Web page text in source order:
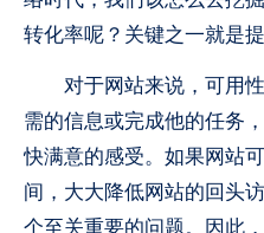
转化率呢？关键之一就是
对于网站来说，可用性
需的信息或完成他的任务
快满意的感受。如果网站
间，大大降低网站的回头
个至关重要的问题。因此